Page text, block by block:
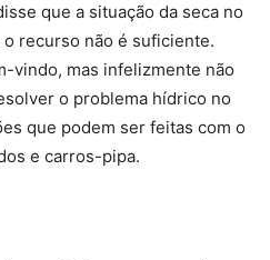
que a situação da seca no
o recurso não é suficiente.
vindo, mas infelizmente não
o problema hídrico no
que podem ser feitas com o
e carros-pipa.